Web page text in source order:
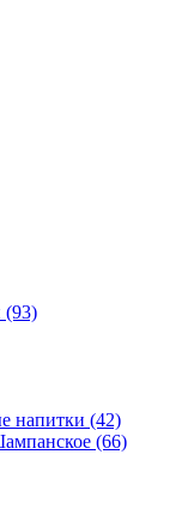
(93)
напитки (42)
(66)